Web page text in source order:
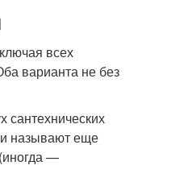
всех
варианта не без
сантехнических
называют еще
—